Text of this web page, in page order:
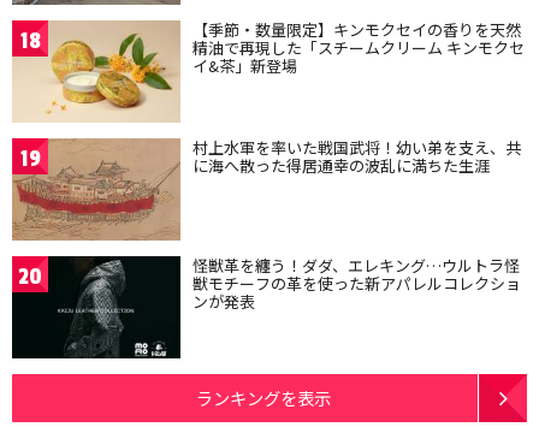
18 【季節・数量限定】キンモクセイの香りを天然
精油で再現した「スチームクリーム キンモクセ
イ&茶」新登場
19 村上水軍を率いた戦国武将！幼い弟を支え、共
に海へ散った得居通幸の波乱に満ちた生涯
20 怪獣革を纏う！ダダ、エレキング…ウルトラ怪
獣モチーフの革を使った新アパレルコレクショ
ンが発表
ランキングを表示